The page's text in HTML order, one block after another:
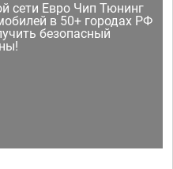
сети Евро Чип Тюнинг
в 50+ городах РФ
безопасный